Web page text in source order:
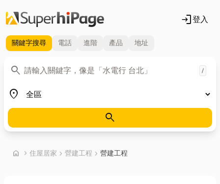
login登入
關鍵字搜尋 電話 進階 產品 地址
search
關鍵字 /
place
地區
search
home chevron_right 首頁
住屋居家 chevron_right 營建工程 chevron_right 營建工程